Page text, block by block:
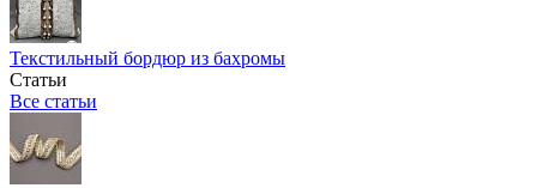
Текстильный бордюр из бахромы
Статьи
Все статьи